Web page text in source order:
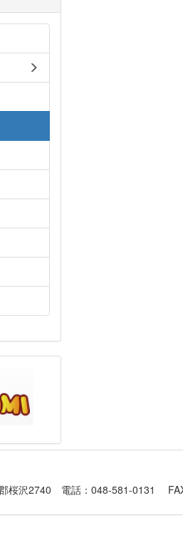
桜沢2740 電話：048-581-0131